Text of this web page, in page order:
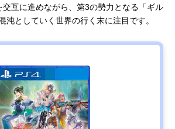
互に進めながら、第3の勢力となる「ギル
沌としていく世界の行く末に注目です。